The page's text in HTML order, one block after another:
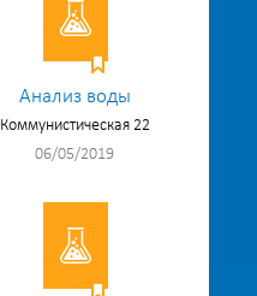
Анализ воды
Коммунистическая 22
06/05/2019